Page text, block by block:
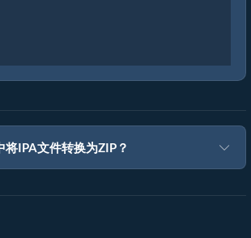
IPA文件转换为ZIP？